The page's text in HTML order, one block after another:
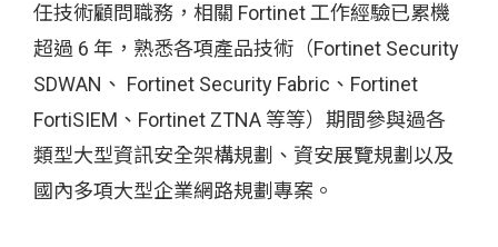
任技術顧問職務，相關 Fortinet 工作經驗已累機
超過 6 年，熟悉各項產品技術（Fortinet Security
SDWAN、 Fortinet Security Fabric、Fortinet
FortiSIEM、Fortinet ZTNA 等等）期間參與過各
類型大型資訊安全架構規劃、資安展覽規劃以及
國內多項大型企業網路規劃專案。